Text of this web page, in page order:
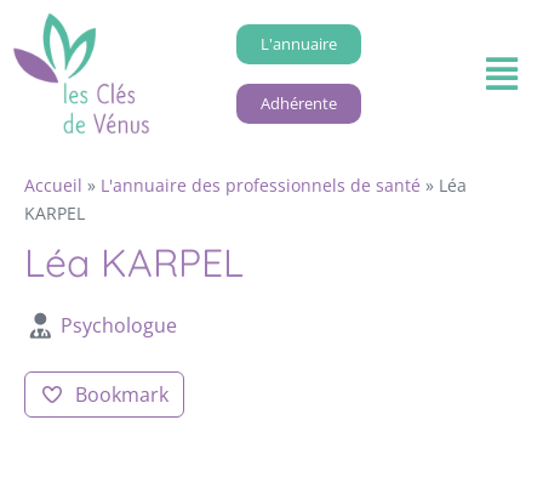
L'annuaire
Adhérente
Accueil » L'annuaire des professionnels de santé » Léa
KARPEL
Léa KARPEL
Psychologue
Bookmark